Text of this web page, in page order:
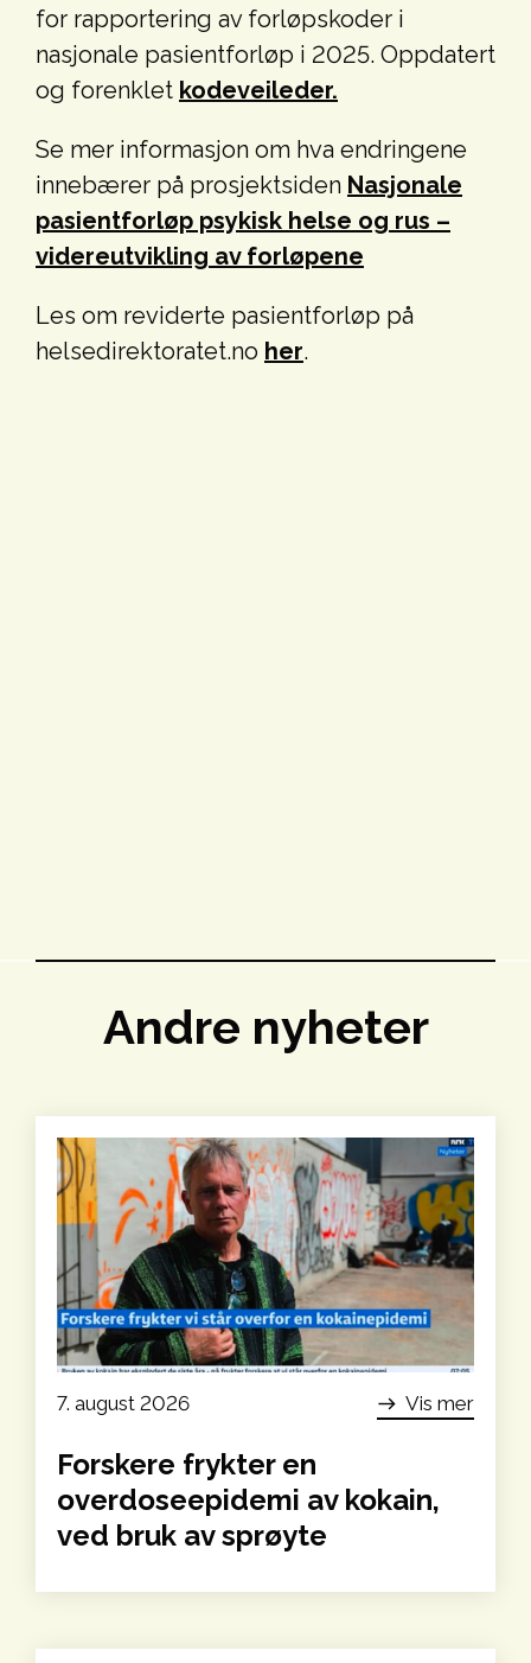
for rapportering av forløpskoder i
nasjonale pasientforløp i 2025. Oppdatert
og forenklet kodeveileder.
Se mer informasjon om hva endringene
innebærer på prosjektsiden Nasjonale
pasientforløp psykisk helse og rus –
videreutvikling av forløpene
Les om reviderte pasientforløp på
helsedirektoratet.no her.
Andre nyheter
7. august 2026 east Vis mer
Forskere frykter en
overdoseepidemi av kokain,
ved bruk av sprøyte